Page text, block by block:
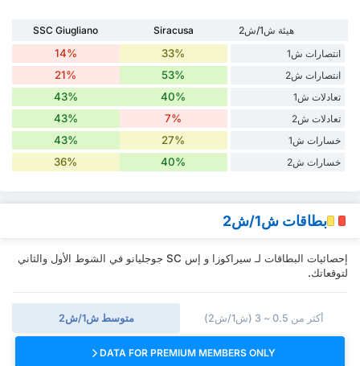
هيئة ش1/ش2 Siracusa
SSC Giugliano
انتصارات ش1
33%
14%
انتصارات ش2 53%
21%
تعادلات ش1 40%
43%
تعادلات ش2 7%
43%
خسارات ش1 27%
43%
خسارات ش2 40%
36%
بطاقات ش1/ش2
إحصائيات البطاقات لـ سيراكوزا و إس SC جوجليانو في الشوط الأول والثاني
لتوقعاتك.
متوسط ش1/ش2 أكثر من 0.5 ~ 3 (ش1/ش2)
DATA FOR PREMIUM MEMBERS ONLY